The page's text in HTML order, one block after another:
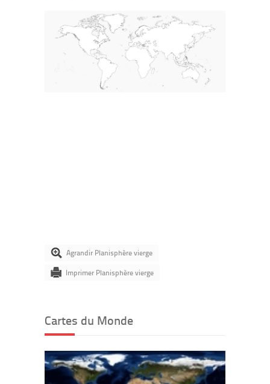
Agrandir Planisphère vierge
Imprimer Planisphère vierge
Cartes du Monde